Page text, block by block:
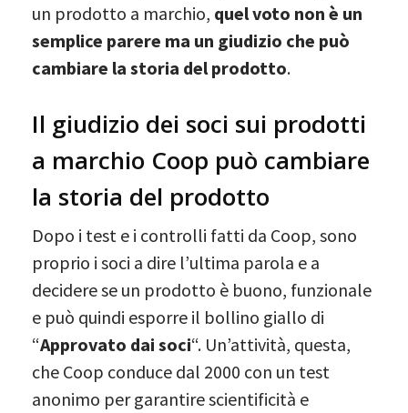
un prodotto a marchio, quel voto non è un
semplice parere ma un giudizio che può
cambiare la storia del prodotto.
Il giudizio dei soci sui prodotti
a marchio Coop può cambiare
la storia del prodotto
Dopo i test e i controlli fatti da Coop, sono
proprio i soci a dire l’ultima parola e a
decidere se un prodotto è buono, funzionale
e può quindi esporre il bollino giallo di
“Approvato dai soci“. Un’attività, questa,
che Coop conduce dal 2000 con un test
anonimo per garantire scientificità e